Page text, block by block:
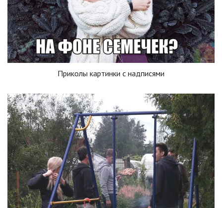
Приколы картинки с надписями